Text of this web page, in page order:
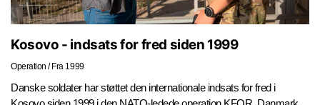
Kosovo - indsats for fred siden 1999
Operation / Fra 1999
Danske soldater har støttet den internationale indsats for fred i